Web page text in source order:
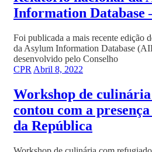
Information Database
Foi publicada a mais recente edição
da Asylum Information Database
desenvolvido pelo Conselho
CPR Abril 8, 2022
Workshop de
contou com a
da República